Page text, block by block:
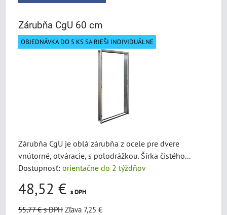
Zárubňa CgU 60 cm
OBJEDNÁVKA DO 5 KS SA RIEŠI INDIVIDUÁLNE
Zárubňa CgU je oblá zárubňa z ocele pre dvere
vnútorné, otváracie, s polodrážkou. Šírka čistého...
Dostupnosť: orientačne do 2 týždňov
48,52 € s DPH
55,77 €s DPH Zľava 7,25 €